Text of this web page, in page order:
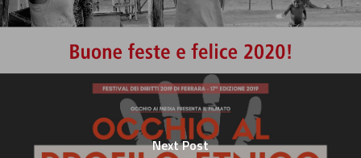
Next Post